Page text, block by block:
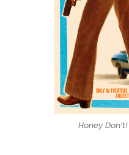
Honey